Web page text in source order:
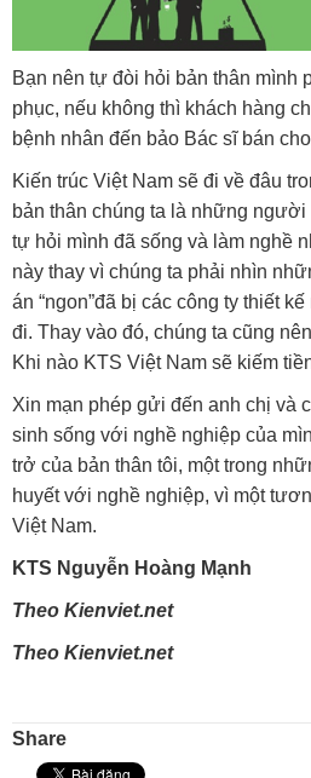
Bạn nên tự đòi hỏi bản thân mình
phục, nếu không thì khách hàng
bệnh nhân đến bảo Bác sĩ bán
Kiến trúc Việt Nam sẽ đi về đâu
bản thân chúng ta là những
tự hỏi mình đã sống và làm nghề
này thay vì chúng ta phải nhìn
án “ngon”đã bị các công ty thiết
đi. Thay vào đó, chúng ta cũng
Khi nào KTS Việt Nam sẽ kiếm
Xin mạn phép gửi đến anh chị và
sinh sống với nghề nghiệp của
trở của bản thân tôi, một trong
huyết với nghề nghiệp, vì một
Việt Nam.
KTS Nguyễn Hoàng Mạnh
Theo Kienviet.net
Theo Kienviet.net
Share